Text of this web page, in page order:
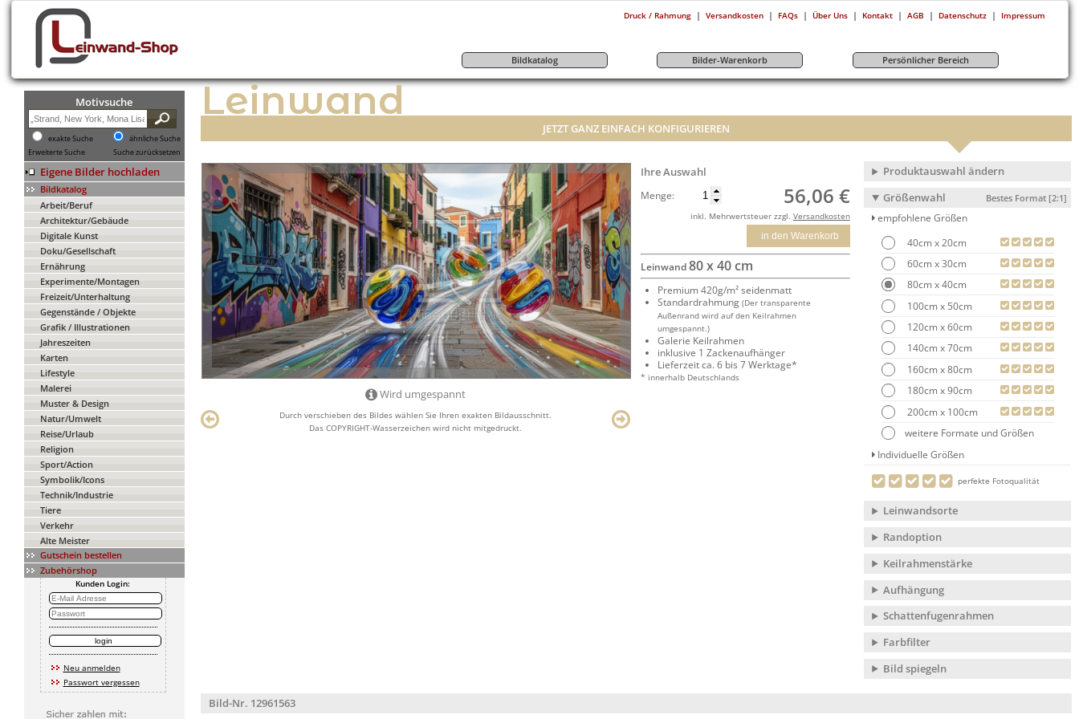
Druck / Rahmung | Versandkosten | FAQs | Über Uns | Kontakt | AGB | Datenschutz | Impressum
Bildkatalog Bilder-Warenkorb Persönlicher Bereich
Motivsuche
exakte Suche
ähnliche Suche
Erweiterte Suche
Suche zurücksetzen
Eigene Bilder hochladen
Bildkatalog
Arbeit/Beruf
Architektur/Gebäude
Digitale Kunst
Doku/Gesellschaft
Ernährung
Experimente/Montagen
Freizeit/Unterhaltung
Gegenstände / Objekte
Grafik / Illustrationen
Jahreszeiten
Karten
Lifestyle
Malerei
Muster & Design
Natur/Umwelt
Reise/Urlaub
Religion
Sport/Action
Symbolik/Icons
Technik/Industrie
Tiere
Verkehr
Alte Meister
Gutschein bestellen
Zubehörshop
Kunden Login:
Neu anmelden
Passwort vergessen
Leinwand
JETZT GANZ EINFACH KONFIGURIEREN
Wird umgespannt
Durch verschieben des Bildes wählen Sie Ihren exakten Bildausschnitt.
Das COPYRIGHT-Wasserzeichen wird nicht mitgedruckt.
Ihre Auswahl
Menge: 56,06 €
inkl. Mehrwertsteuer zzgl. Versandkosten
in den Warenkorb
Leinwand80 x 40 cm
Premium 420g/m² seidenmatt
Standardrahmung (Der transparente
Außenrand wird auf den Keilrahmen
umgespannt.)
Galerie Keilrahmen
inklusive 1 Zackenaufhänger
Lieferzeit ca. 6 bis 7 Werktage*
* innerhalb Deutschlands
Produktauswahl ändern
Größenwahl
Bestes Format [2:1]
empfohlene Größen
40cm x 20cm
60cm x 30cm
80cm x 40cm
100cm x 50cm
120cm x 60cm
140cm x 70cm
160cm x 80cm
180cm x 90cm
200cm x 100cm
weitere Formate und Größen
Individuelle Größen
perfekte Fotoqualität
Leinwandsorte
Randoption
Keilrahmenstärke
Aufhängung
Schattenfugenrahmen
Farbfilter
Bild spiegeln
Bild-Nr. 12961563